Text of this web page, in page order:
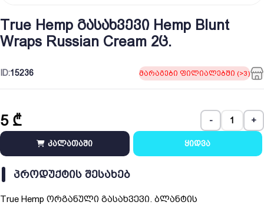
True Hemp გასახვევი Hemp Blunt
Wraps Russian Cream 2ც.
ID:15236 მარაგები ფილიალებში (>3)
5 ₾ - +
კალათაში ყიდვა
ᲞᲠᲝᲓᲣᲥᲢᲘᲡ ᲨᲔᲡᲐᲮᲔᲑ
True Hemp ორგანული გასახვევი. ბლანტის